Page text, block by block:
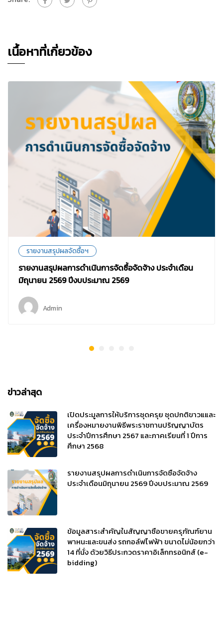
เนื้อหาที่เกี่ยวข้อง
รายงานสรุปผลจัดซื้อฯ
รายงานสรุปผลการดำเนินการจัดซื้อจัดจ้าง ประจำเดือน
มิถุนายน 2569 ปีงบประมาณ 2569
Admin
ข่าวล่าสุด
เปิดประมูลการให้บริการชุดครุย ชุดปกติขาวแและ
เครื่องหมายงานพิธีพระราชทานปริญญาบัตร
ประจำปีการศึกษา 2567 และภาคเรียนที่ 1 ปีการ
ศึกษา 2568
รายงานสรุปผลการดำเนินการจัดซื้อจัดจ้าง
ประจำเดือนมิถุนายน 2569 ปีงบประมาณ 2569
ข้อมูลสาระสำคัญในสัญญาซื้อขายครุภัณฑ์ยาน
พาหนะและขนส่ง รถกอล์ฟไฟฟ้า ขนาดไม่น้อยกว่า
14 ที่นั่ง ด้วยวิธีประกวดราคาอิเล็กทรอนิกส์ (e-
bidding)